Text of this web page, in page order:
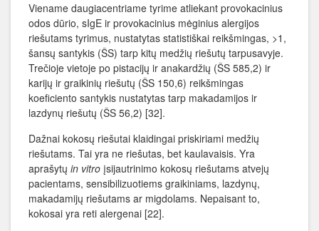
Viename daugiacentriame tyrime atliekant provokacinius
odos dūrio, sIgE ir provokacinius mėginius alergijos
riešutams tyrimus, nustatytas statistiškai reikšmingas, >1,
šansų santykis (ŠS) tarp kitų medžių riešutų tarpusavyje.
Trečioje vietoje po pistacijų ir anakardžių (ŠS 585,2) ir
karijų ir graikinių riešutų (ŠS 150,6) reikšmingas
koeficiento santykis nustatytas tarp makadamijos ir
lazdynų riešutų (ŠS 56,2) [32].
Dažnai kokosų riešutai klaidingai priskiriami medžių
riešutams. Tai yra ne riešutas, bet kaulavaisis. Yra
aprašytų in vitro įsijautrinimo kokosų riešutams atvejų
pacientams, sensibilizuotiems graikiniams, lazdynų,
makadamijų riešutams ar migdolams. Nepaisant to,
kokosai yra reti alergenai [22].